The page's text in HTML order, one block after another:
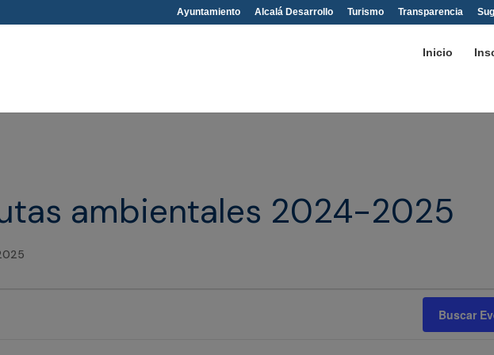
Ayuntamiento Alcalá Desarrollo Turismo Transparencia
Inicio
ambientales 2024-2025
Buscar